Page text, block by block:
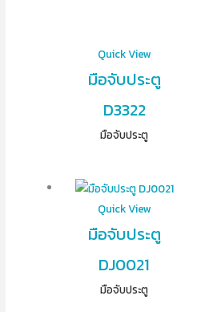
Quick View
มือจับประตู
D3322
มือจับประตู
Quick View
มือจับประตู
DJ0021
มือจับประตู